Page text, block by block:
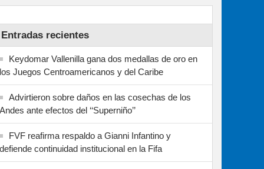
Entradas recientes
Keydomar Vallenilla gana dos medallas de oro en
los Juegos Centroamericanos y del Caribe
Advirtieron sobre daños en las cosechas de los
Andes ante efectos del ‘‘Superniño’’
FVF reafirma respaldo a Gianni Infantino y
defiende continuidad institucional en la Fifa